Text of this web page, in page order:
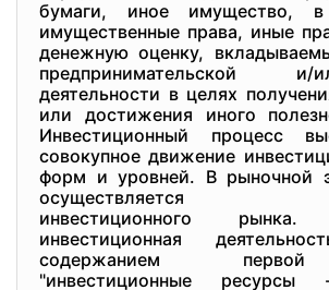
бумаги, иное имущество,
имущественные права, иные
денежную оценку,
предпринимательской
деятельности в целях
или достижения иного
Инвестиционный процесс
совокупное движение
форм и уровней. В рыночной
осуществляется
инвестиционного рынка.
инвестиционная
содержанием
"инвестиционные